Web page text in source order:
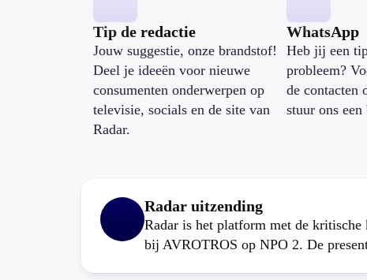
Tip de redactie
Jouw suggestie, onze brandstof!
Deel je ideeën voor nieuwe
consumenten onderwerpen op
televisie, socials en de site van
Radar.
WhatsApp
Heb jij een
probleem?
de contacten
stuur ons
Radar uitzending
Radar is het platform met de
bij AVROTROS op NPO 2. De